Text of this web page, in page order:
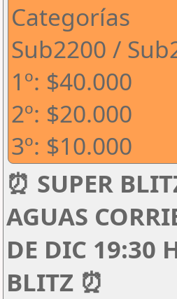
Categorías
Sub2200 /
1º: $40.000
2º: $20.000
3º: $10.000
⏰ SUPER
AGUAS
DE DIC 19:30
BLITZ ⏰